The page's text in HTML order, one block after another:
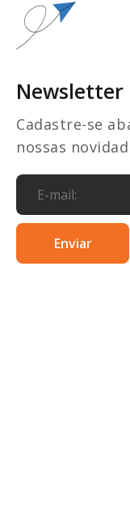
Newsletter
Cadastre-se
nossas